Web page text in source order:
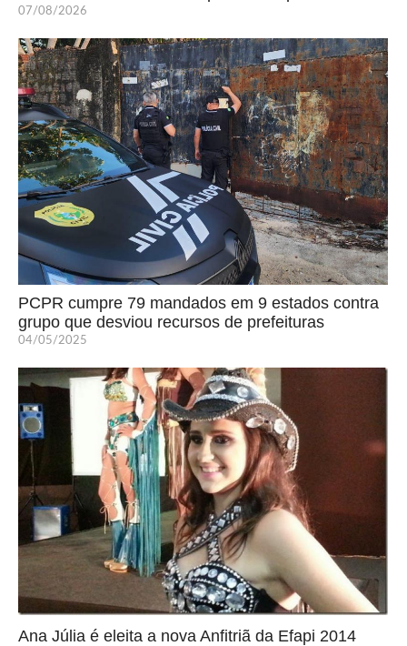
07/08/2026
PCPR cumpre 79 mandados em 9 estados contra
grupo que desviou recursos de prefeituras
04/05/2025
Ana Júlia é eleita a nova Anfitriã da Efapi 2014